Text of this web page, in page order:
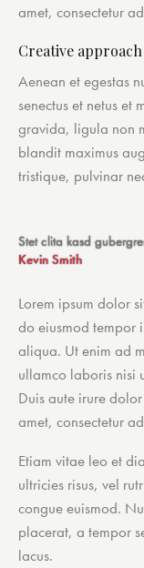
amet, consectetur
Creative
Aenean et egestas
senectus et netus et
gravida, ligula non
blandit maximus
tristique, pulvinar
Stet clita kasd
Kevin Smith
Lorem ipsum dolor
do eiusmod tempor
aliqua. Ut enim ad
ullamco laboris nisi
Duis aute irure
amet, consectetur
Etiam vitae leo et
ultricies risus, vel
congue euismod.
placerat, a tempor
lacus.